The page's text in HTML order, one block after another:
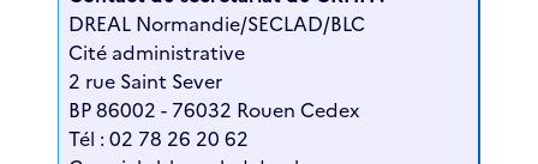
DREAL Normandie/SECLAD/BLC
Cité administrative
2 rue Saint Sever
BP 86002 - 76032 Rouen Cedex
Tél : 02 78 26 20 62